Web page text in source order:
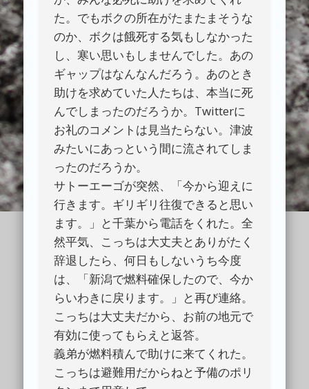
た。でもボクの所在がたまたまそうな
のか、ボクは餓死する気もしなかった
し、寒い思いもしませんでした。あの
ギャップはなんなんだろう。あのとき
助けを求めていた人たちは、本当に死
んでしまったのだろうか。Twitterに
お礼のコメントは見当たらない。津波
みたいにあっという間に流されてしま
ったのだろうか。
サトーエーゴが突然、「今から迎えに
行きます。ギリギリ往復できると思い
ます。」と千葉から電話をくれた。全
然平気、こっちは大丈夫とありがたく
辞退したら、何日もしないうち今度
は、「新潟で燃料確保したので、今か
らいわきに戻ります。」と再び連絡。
こっちは大丈夫だから、お前の地元で
有効に使ってもらえと返答。
義弟が燃料積んで助けに来てくれた。
こっちは避難用だからねと予備のポリ